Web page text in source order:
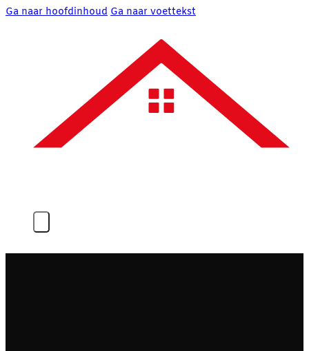
Ga naar hoofdinhoud Ga naar voettekst